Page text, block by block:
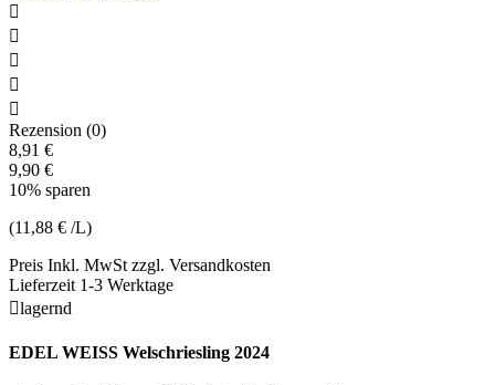





Rezension (0)
8,91 €
9,90 €
10% sparen
(11,88 € /L)
Preis Inkl. MwSt zzgl. Versandkosten
Lieferzeit 1-3 Werktage
lagernd
EDEL WEISS Welschriesling 2024